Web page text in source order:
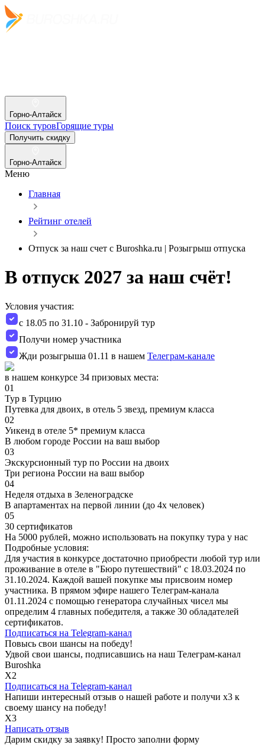
Горно-Алтайск
Поиск туровГорящие туры
Получить скидку
Горно-Алтайск
Меню
Главная
Рейтинг отелей
Отпуск за наш счет c Buroshka.ru | Розыгрыш отпуска
В отпуск 2027 за наш счёт!
Условия участия:
с 18.05 по 31.10 - Забронируй тур
Получи номер участника
Жди розыгрыша 01.11 в нашем Телеграм-канале
в нашем конкурсе 34 призовых места:
01
Тур в Турцию
Путевка для двоих, в отель 5 звезд, премиум класса
02
Уикенд в отеле 5* премиум класса
В любом городе России на ваш выбор
03
Экскурсионный тур по России на двоих
Три региона России на ваш выбор
04
Неделя отдыха в Зеленоградске
В апартаментах на первой линии (до 4х человек)
05
30 сертификатов
На 5000 рублей, можно использовать на покупку тура у нас
Подробные условия:
Для участия в конкурсе достаточно приобрести любой тур или
проживание в отеле в "Бюро путешествий" с 18.03.2024 по
31.10.2024. Каждой вашей покупке мы присвоим номер
участника. В прямом эфире нашего Телеграм-канала
01.11.2024 с помощью генератора случайных чисел мы
определим 4 главных победителя, а также 30 обладателей
сертификатов.
Подписаться на Telegram-канал
Повысь свои шансы на победу!
Удвой свои шансы, подписавшись на наш Телеграм-канал
Buroshka
Х2
Подписаться на Telegram-канал
Напиши интересный отзыв о нашей работе и получи х3 к
своему шансу на победу!
Х3
Написать отзыв
Дарим скидку за заявку! Просто заполни форму